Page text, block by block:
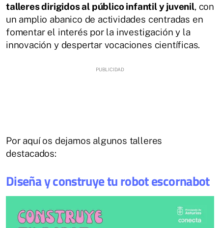
talleres dirigidos al público infantil y juvenil, con
un amplio abanico de actividades centradas en
fomentar el interés por la investigación y la
innovación y despertar vocaciones científicas.
Por aquí os dejamos algunos talleres
destacados:
Diseña y construye tu robot escornabot